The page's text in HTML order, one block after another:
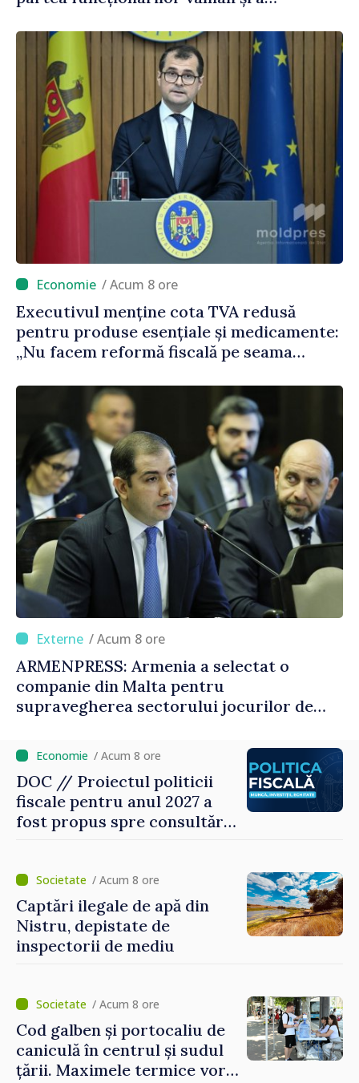
/ Acum 8 ore
Executivul menține cota TVA redusă
pentru produse esențiale și medicamente:
„Nu facem reformă fiscală pe seama
/ Acum 8 ore
ARMENPRESS: Armenia a selectat o
companie din Malta pentru
supravegherea sectorului jocurilor de
/ Acum 8 ore
DOC // Proiectul politicii
fiscale pentru anul 2027 a
fost propus spre consultări
/ Acum 8 ore
Captări ilegale de apă din
Nistru, depistate de
inspectorii de mediu
/ Acum 8 ore
Cod galben și portocaliu de
caniculă în centrul și sudul
țării. Maximele termice vor